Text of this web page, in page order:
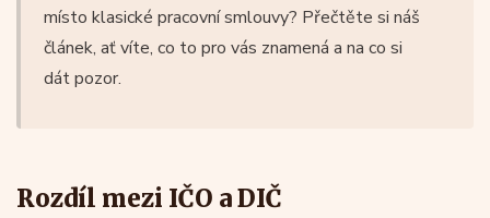
místo klasické pracovní smlouvy? Přečtěte si náš
článek, ať víte, co to pro vás znamená a na co si
dát pozor.
Rozdíl mezi IČO a DIČ